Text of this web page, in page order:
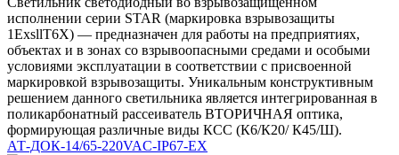
исполнении серии STAR (маркировка взрывозащиты
1ЕхsllT6X) — предназначен для работы на предприятиях,
объектах и в зонах со взрывоопасными средами и особыми
условиями эксплуатации в соответствии с присвоенной
маркировкой взрывозащиты. Уникальным конструктивным
решением данного светильника является интегрированная в
поликарбонатный рассеиватель ВТОРИЧНАЯ оптика,
формирующая различные виды КСС (К6/К20/ К45/Ш).
АТ-ДОК-14/65-220VAC-IP67-EX